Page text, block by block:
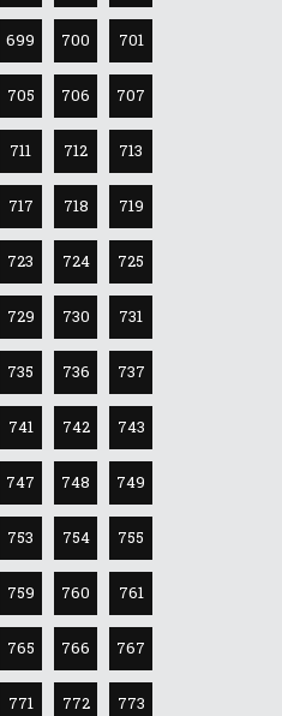
699 700 701
705 706 707
711 712 713
717 718 719
723 724 725
729 730 731
735 736 737
741 742 743
747 748 749
753 754 755
759 760 761
765 766 767
771 772 773